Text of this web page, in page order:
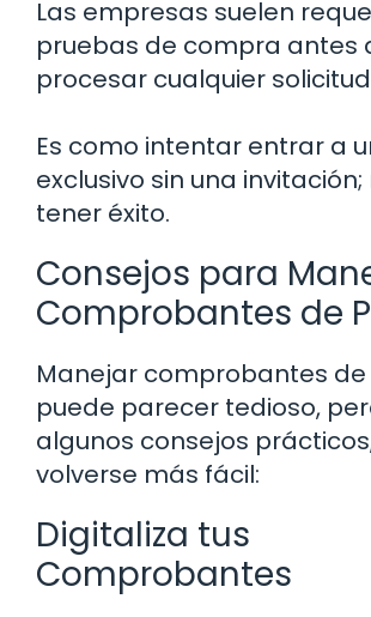
Las empresas suelen
pruebas de compra antes
procesar cualquier
Es como intentar entrar a
exclusivo sin una invitación;
tener éxito.
Consejos para
Comprobantes de
Manejar comprobantes
puede parecer tedioso,
algunos consejos
volverse más fácil:
Digitaliza tus
Comprobantes